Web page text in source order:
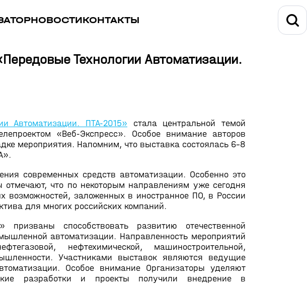
НОВОСТИКОНТАКТЫ
Технологии Автоматизации.
Автоматизации. ПТА-2015» стала центральной темой
«Веб-Экспресс». Особое внимание авторов
мероприятия. Напомним, что выставка состоялась 6-8
современных средств автоматизации. Особенно это
отмечают, что по некоторым направлениям уже сегодня
возможностей, заложенных в иностранное ПО, в России
для многих российских компаний.
способствовать развитию отечественной
автоматизации. Направленность мероприятий
нефтехимической, машиностроительной,
Участниками выставок являются ведущие
Особое внимание Организаторы уделяют
разработки и проекты получили внедрение в